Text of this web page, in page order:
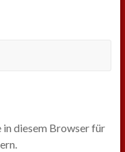
diesem Browser für